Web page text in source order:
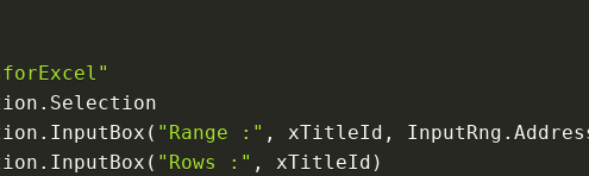
. Selection
. InputBox ( "Range :" , xTitleId , InputRng .
. InputBox ( "Rows :" , xTitleId )